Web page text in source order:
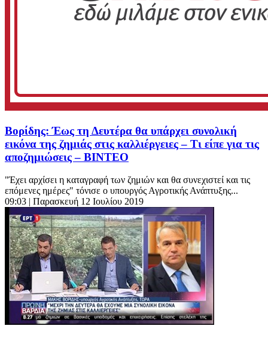
Βορίδης: Έως τη Δευτέρα θα υπάρχει συνολική
εικόνα της ζημιάς στις καλλιέργειες – Τι είπε για τις
αποζημιώσεις – ΒΙΝΤΕΟ
"Έχει αρχίσει η καταγραφή των ζημιών και θα συνεχιστεί και τις
επόμενες ημέρες" τόνισε ο υπουργός Αγροτικής Ανάπτυξης...
09:03 | Παρασκευή 12 Ιουλίου 2019